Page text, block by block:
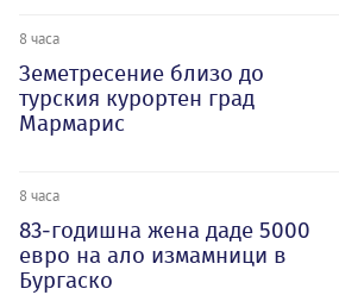
8 часа
Земетресение близо до
турския курортен град
Мармарис
8 часа
83-годишна жена даде 5000
евро на ало измамници в
Бургаско